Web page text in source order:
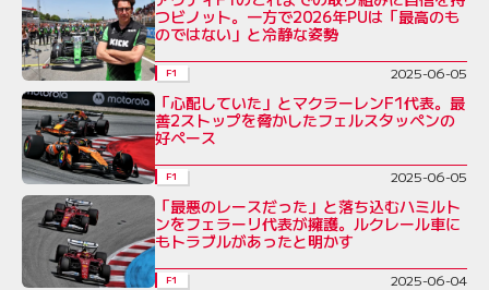
つビノット。一方で2026年PUは「最高のも
のではない」と冷静な姿勢
F1 2025-06-05
「心配していた」とマクラーレンF1代表。最
善2ストップを脅かしたフェルスタッペンの
好ペース
F1 2025-06-05
「最悪のレースだった」と落ち込むハミルト
ンをフェラーリ代表が擁護。ルクレール車に
もトラブルがあったと明かす
F1 2025-06-04